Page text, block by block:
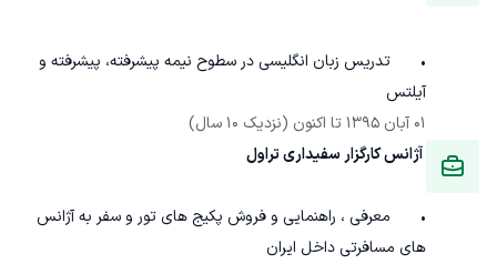
•	تدریس زبان انگلیسی در سطوح نیمه پیشرفته، پیشرفته و
آیلتس
01 آبان 1395
تا اکنون (نزدیک 10 سال)
•	معرفی ، راهنمایی و فروش پکیج های تور و سفر به آژانس